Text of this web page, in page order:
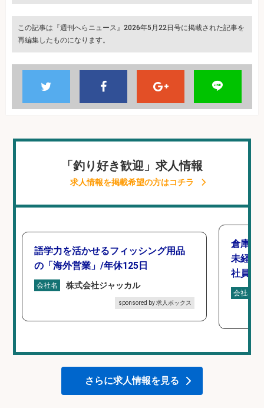
この記事は『週刊へらニュース』2026年5月22日号に掲載された記事を
再編集したものになります。
「釣り好き歓迎」求人情報
求人情報を掲載希望の方はコチラ
語学力を活かせるフィッシング用品
の「海外営業」/年休125日
会社名 株式会社ジャッカル
sponsored by 求人ボックス
倉庫で
未経験
社員登
会社名
さらに求人情報を見る